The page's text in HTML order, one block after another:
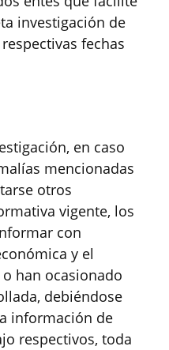
investigación de
fechas
en caso
mencionadas
otros
vigente, los
con
y el
han ocasionado
debiéndose
información de
respectivos, toda